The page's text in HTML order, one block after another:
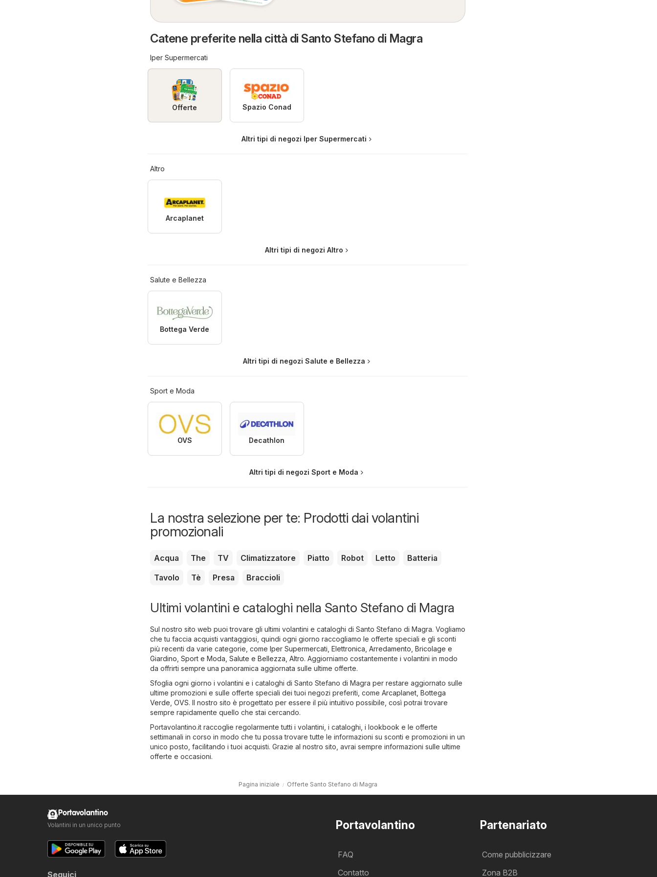
Catene preferite nella città di Santo Stefano di Magra
Iper Supermercati
Offerte Spazio Conad
Altri tipi di negozi Iper Supermercati
Altro
Arcaplanet
Altri tipi di negozi Altro
Salute e Bellezza
Bottega Verde
Altri tipi di negozi Salute e Bellezza
Sport e Moda
OVS Decathlon
Altri tipi di negozi Sport e Moda
La nostra selezione per te: Prodotti dai volantini
promozionali
Acqua The TV Climatizzatore Piatto Robot Letto
Batteria
Tavolo
Tè Presa Braccioli
Ultimi volantini e cataloghi nella Santo Stefano di Magra
Sul nostro sito web puoi trovare gli ultimi volantini e cataloghi di Santo Stefano di Magra. Vogliamo
che tu faccia acquisti vantaggiosi, quindi ogni giorno raccogliamo le offerte speciali e gli sconti
più recenti da varie categorie, come Iper Supermercati, Elettronica, Arredamento, Bricolage e
Giardino, Sport e Moda, Salute e Bellezza, Altro. Aggiorniamo costantemente i volantini in modo
da offrirti sempre una panoramica aggiornata sulle ultime offerte.
Sfoglia ogni giorno i volantini e i cataloghi di Santo Stefano di Magra per restare aggiornato sulle
ultime promozioni e sulle offerte speciali dei tuoi negozi preferiti, come Arcaplanet, Bottega
Verde, OVS. Il nostro sito è progettato per essere il più intuitivo possibile, così potrai trovare
sempre rapidamente quello che stai cercando.
Portavolantino.it raccoglie regolarmente tutti i volantini, i cataloghi, i lookbook e le offerte
settimanali in corso in modo che tu possa trovare tutte le informazioni su sconti e promozioni in un
unico posto, facilitando i tuoi acquisti. Grazie al nostro sito, avrai sempre informazioni sulle ultime
offerte e occasioni.
Pagina iniziale Offerte Santo Stefano di Magra
Portavolantino
FAQ
Contatto
Partenariato
Come pubblicizzare
Zona B2B
Portavolantino
Volantini in un unico punto
Seguici